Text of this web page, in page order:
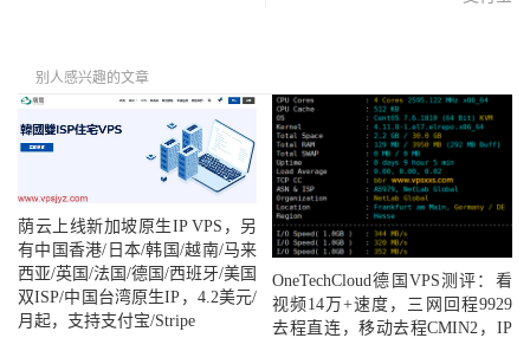
别人感兴趣的文章
荫云上线新加坡原生IP VPS，另
有中国香港/日本/韩国/越南/马来
西亚/英国/法国/德国/西班牙/美国
双ISP/中国台湾原生IP，4.2美元/
月起，支持支付宝/Stripe
OneTechCloud德国VPS测评：看
视频14万+速度，三网回程9929
去程直连，移动去程CMIN2，IP